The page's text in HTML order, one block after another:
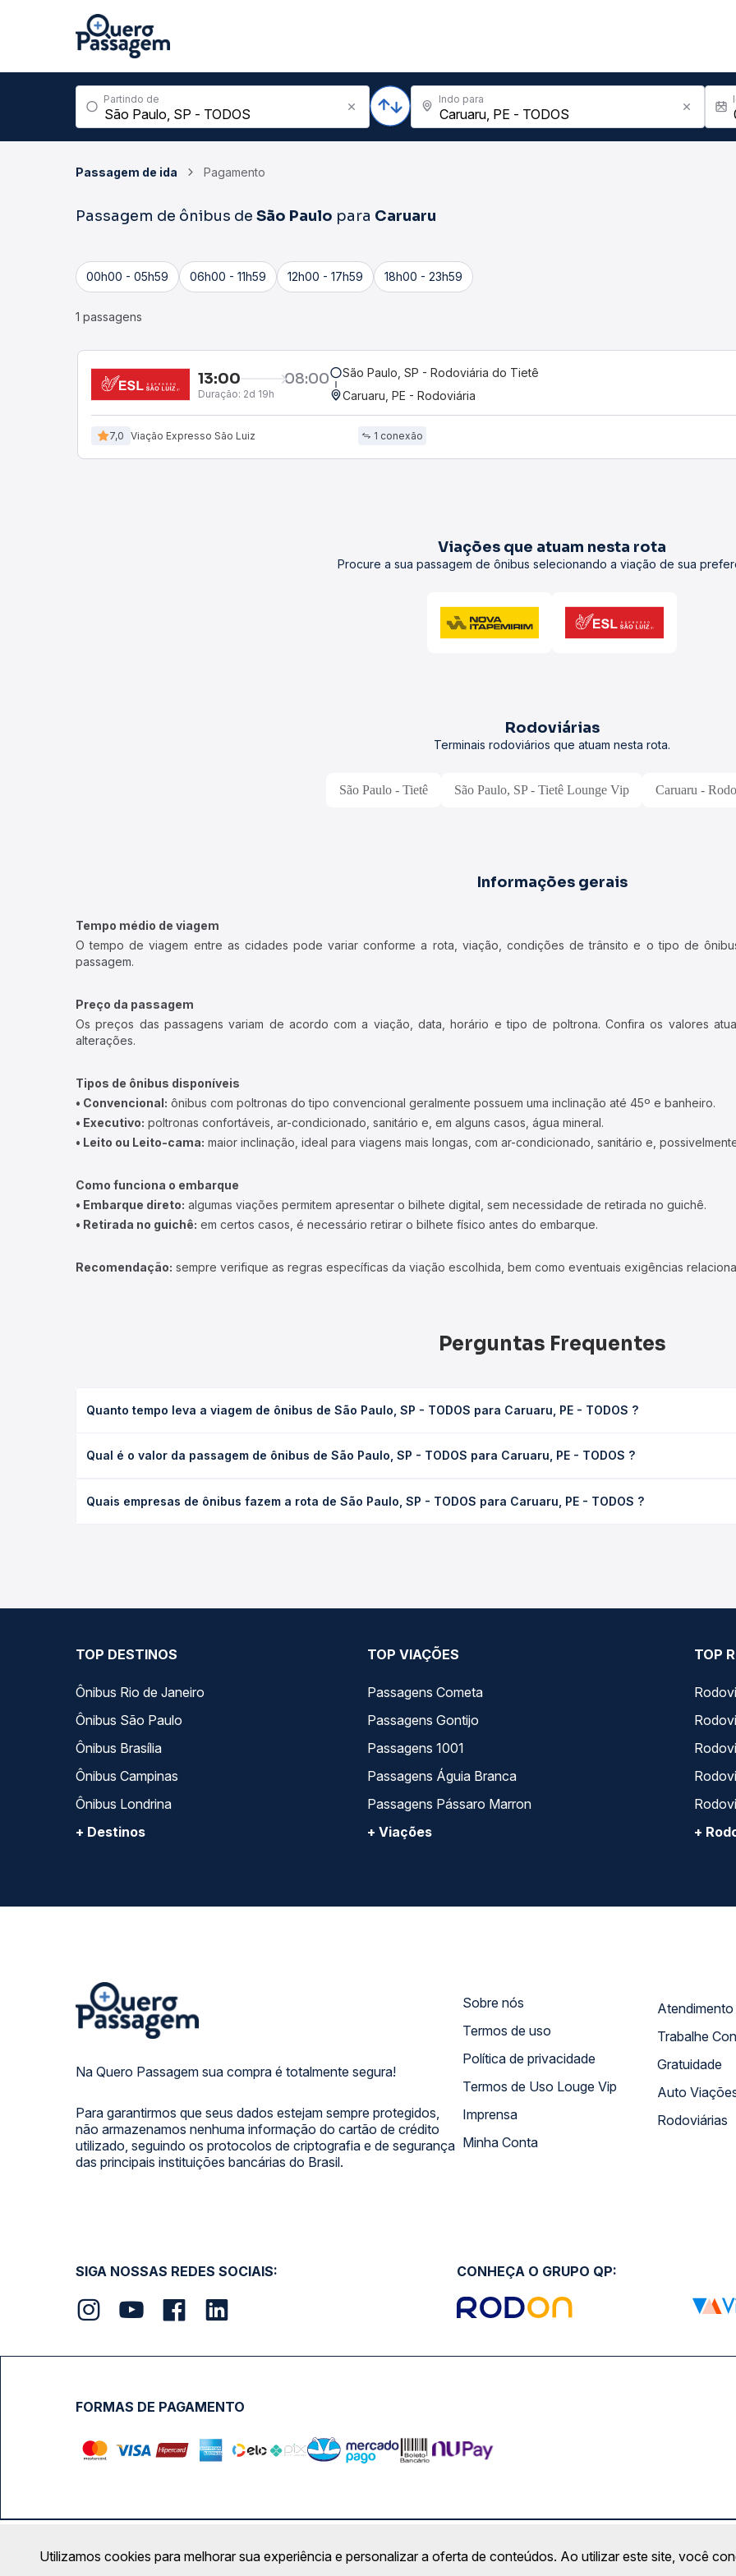
Partindo de Indo para
Passagem de ida Pagamento
Passagem de ônibus de São Paulo para Caruaru
00h00 - 05h59 06h00 - 11h59 12h00 - 17h59 18h00 - 23h59
1 passagens
13:00 08:00
Duração: 2d 19h
São Paulo, SP - Rodoviária do Tietê
Caruaru, PE - Rodoviária
7,0 Viação Expresso São Luiz 1 conexão
Viações que atuam nesta rota
Procure a sua passagem de ônibus selecionando a viação de sua
Rodoviárias
Terminais rodoviários que atuam nesta rota.
São Paulo - Tietê São Paulo, SP - Tietê Lounge Vip Caruaru -
Informações gerais
Tempo médio de viagem
O tempo de viagem entre as cidades pode variar conforme a rota, viação, condições de trânsito e o tipo de
passagem.
Preço da passagem
Os preços das passagens variam de acordo com a viação, data, horário e tipo de poltrona. Confira os valores
alterações.
Tipos de ônibus disponíveis
• Convencional: ônibus com poltronas do tipo convencional geralmente possuem uma inclinação até 45º e banheiro.
• Executivo: poltronas confortáveis, ar-condicionado, sanitário e, em alguns casos, água mineral.
• Leito ou Leito-cama: maior inclinação, ideal para viagens mais longas, com ar-condicionado, sanitário e,
Como funciona o embarque
• Embarque direto: algumas viações permitem apresentar o bilhete digital, sem necessidade de retirada no guichê.
• Retirada no guichê: em certos casos, é necessário retirar o bilhete físico antes do embarque.
Recomendação: sempre verifique as regras específicas da viação escolhida, bem como eventuais exigências
Perguntas Frequentes
Quanto tempo leva a viagem de ônibus de São Paulo, SP - TODOS para Caruaru, PE - TODOS ?
executivo ou leito) e as condições de tráfego. Na Quero Passagem você consulta os horários disponíveis e vê a
Qual é o valor da passagem de ônibus de São Paulo, SP - TODOS para Caruaru, PE - TODOS ?
de poltrona e a antecedência da compra. Na Quero Passagem você compara os preços de todas as viações em
Quais empresas de ônibus fazem a rota de São Paulo, SP - TODOS para Caruaru, PE - TODOS ?
TOP DESTINOS
Ônibus Rio de Janeiro
Ônibus São Paulo
Ônibus Brasília
Ônibus Campinas
Ônibus Londrina
+ Destinos
TOP VIAÇÕES
Passagens Cometa
Passagens Gontijo
Passagens 1001
Passagens Águia Branca
Passagens Pássaro Marron
+ Viações
TOP
+
Na Quero Passagem sua compra é totalmente segura!
Para garantirmos que seus dados estejam sempre protegidos,
não armazenamos nenhuma informação do cartão de crédito
utilizado, seguindo os protocolos de criptografia e de segurança
das principais instituições bancárias do Brasil.
Sobre nós
Termos de uso
Política de privacidade
Termos de Uso Louge Vip
Imprensa
Minha Conta
Trabalhe
Gratuidade
Auto
Rodoviárias
SIGA NOSSAS REDES SOCIAIS: CONHEÇA O GRUPO QP:
FORMAS DE PAGAMENTO
Calçada das Margaridas, 163 - Sala 02 - Condomínio Centro Comercial Alphaville, Barueri - SP | CEP: 06453-038 |
Utilizamos cookies para melhorar sua experiência e personalizar a oferta de conteúdos. Ao utilizar este site, você